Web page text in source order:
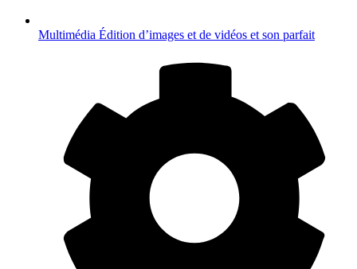
Multimédia Édition d’images et de vidéos et son parfait